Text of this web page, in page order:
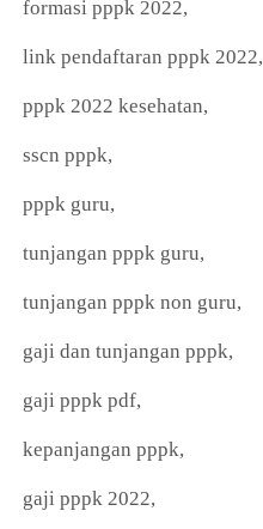
formasi pppk 2022,
link pendaftaran pppk 2022,
pppk 2022 kesehatan,
sscn pppk,
pppk guru,
tunjangan pppk guru,
tunjangan pppk non guru,
gaji dan tunjangan pppk,
gaji pppk pdf,
kepanjangan pppk,
gaji pppk 2022,